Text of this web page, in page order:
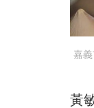
嘉
黃